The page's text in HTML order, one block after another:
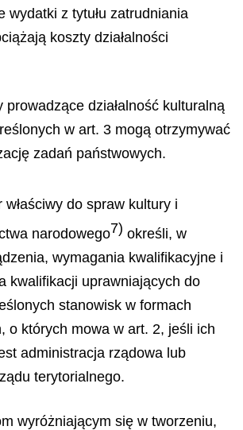
wydatki z tytułu zatrudniania
koszty działalności
prowadzące działalność kulturalną
w art. 3 mogą otrzymywać
zadań państwowych.
właściwy do spraw kultury i
narodowego7) określi, w
wymagania kwalifikacyjne i
kwalifikacji uprawniających do
stanowisk w formach
o których mowa w art. 2, jeśli ich
administracja rządowa lub
terytorialnego.
wyróżniającym się w tworzeniu,